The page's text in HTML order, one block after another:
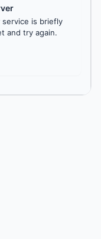
is briefly
and try again.